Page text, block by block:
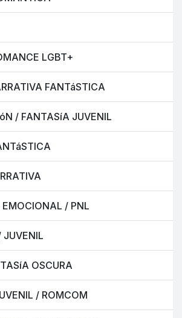
LGBT+
FANTáSTICA
/ FANTASíA JUVENIL
/ PNL
OSCURA
/ ROMCOM